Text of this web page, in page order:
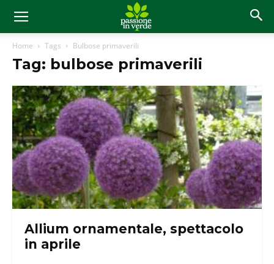
Home Tags Bulbose primaverili
Tag: bulbose primaverili
Allium ornamentale, spettacolo
in aprile